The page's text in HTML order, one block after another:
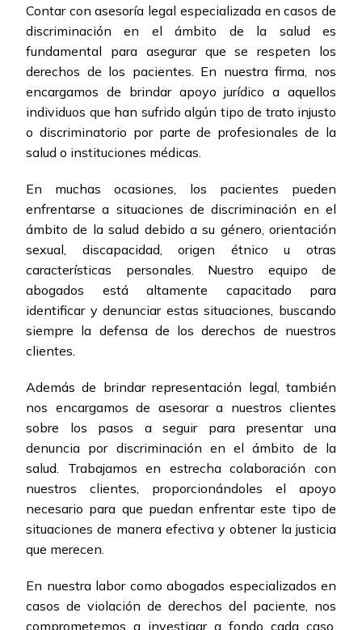
Contar con asesoría legal especializada en casos de
discriminación en el ámbito de la salud es
fundamental para asegurar que se respeten los
derechos de los pacientes. En nuestra firma, nos
encargamos de brindar apoyo jurídico a aquellos
individuos que han sufrido algún tipo de trato injusto
o discriminatorio por parte de profesionales de la
salud o instituciones médicas.
En muchas ocasiones, los pacientes pueden
enfrentarse a situaciones de discriminación en el
ámbito de la salud debido a su género, orientación
sexual, discapacidad, origen étnico u otras
características personales. Nuestro equipo de
abogados está altamente capacitado para
identificar y denunciar estas situaciones, buscando
siempre la defensa de los derechos de nuestros
clientes.
Además de brindar representación legal, también
nos encargamos de asesorar a nuestros clientes
sobre los pasos a seguir para presentar una
denuncia por discriminación en el ámbito de la
salud. Trabajamos en estrecha colaboración con
nuestros clientes, proporcionándoles el apoyo
necesario para que puedan enfrentar este tipo de
situaciones de manera efectiva y obtener la justicia
que merecen.
En nuestra labor como abogados especializados en
casos de violación de derechos del paciente, nos
comprometemos a investigar a fondo cada caso,